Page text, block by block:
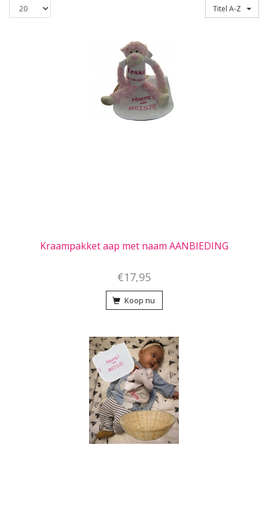
per
Sorteren op
Kraampakket aap met naam AANBIEDING
€17,95
Koop nu